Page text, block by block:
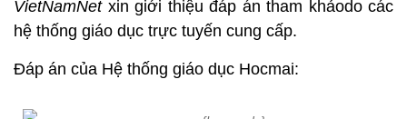
VietNamNetxin giới thiệu đáp án tham khảodo các
hệ thống giáo dục trực tuyến cung cấp.
Đáp án của Hệ thống giáo dục Hocmai: